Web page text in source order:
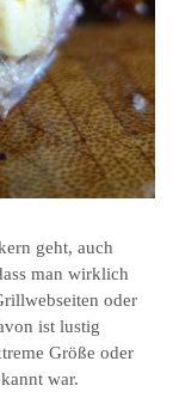
geht, auch
man wirklich
oder
ist lustig
Größe oder
war.